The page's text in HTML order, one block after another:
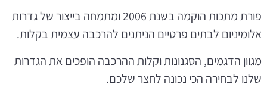
פורת מתכות הוקמה בשנת 2006 ומתמחה בייצור של גדרות
אלומיניום לבתים פרטיים הניתנים להרכבה עצמית בקלות.
מגוון הדגמים, הסגנונות וקלות ההרכבה הופכים את הגדרות
שלנו לבחירה הכי נכונה לחצר שלכם.